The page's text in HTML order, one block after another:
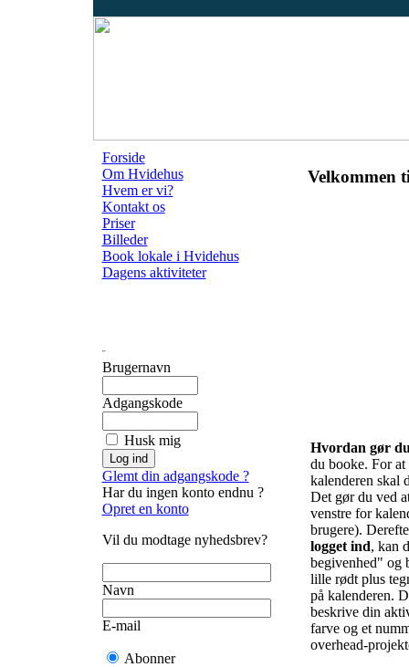
Forside
Om Hvidehus
Hvem er vi?
Kontakt os
Priser
Billeder
Book lokale i Hvidehus
Dagens aktiviteter
Brugernavn
Adgangskode
Husk mig
Glemt din adgangskode ?
Har du ingen konto endnu ?
Opret en konto
Vil du modtage nyhedsbrev?
Navn
E-mail
Abonner
Velkommen
Hvordan gør
du booke. For
kalenderen skal
Det gør du ved
venstre for
brugere).
logget ind, kan
begivenhed" og
lille rødt plus
på kalenderen.
beskrive din
farve og et
overhead-